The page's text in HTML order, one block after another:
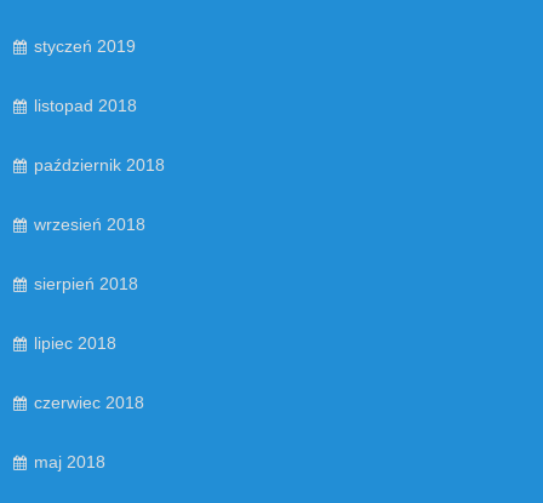
styczeń 2019
listopad 2018
październik 2018
wrzesień 2018
sierpień 2018
lipiec 2018
czerwiec 2018
maj 2018